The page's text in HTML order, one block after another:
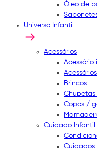
Óleo de
Universo Infantil
Acessórios
Acessório
Brincos
Copos /
Cuidado Infantil
Cuidados